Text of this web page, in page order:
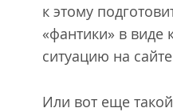
к этому
«фантики» в виде
ситуацию на
Или вот еще